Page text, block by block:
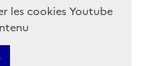
les cookies Youtube